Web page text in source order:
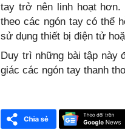
tay trở nên linh hoạt hơn.
theo các ngón tay có thể
sử dụng thiết bị điện tử
Duy trì những bài tập này
giác các ngón tay thanh